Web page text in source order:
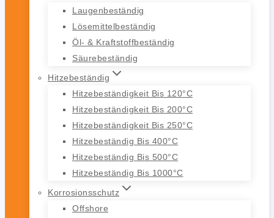
Laugenbeständig
Lösemittelbeständig
Öl- & Kraftstoffbeständig
Säurebeständig
Hitzebeständig
Hitzebeständigkeit Bis 120°C
Hitzebeständigkeit Bis 200°C
Hitzebeständigkeit Bis 250°C
Hitzebeständig Bis 400°C
Hitzebeständig Bis 500°C
Hitzebeständig Bis 1000°C
Korrosionsschutz
Offshore